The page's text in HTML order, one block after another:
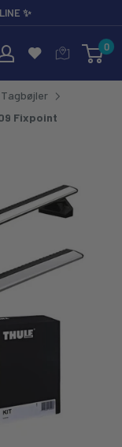
✨
Entusiaster og 0
Tagbøjler
Fixpoint